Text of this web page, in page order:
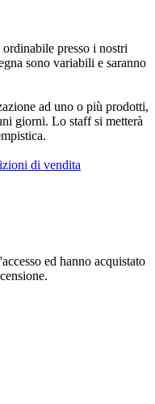
presso i nostri
sono variabili e saranno
ad uno o più prodotti,
giorni. Lo staff si metterà
di vendita
ed hanno acquistato